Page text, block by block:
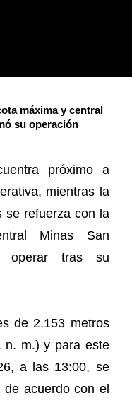
máxima y central
su operación
próximo a
mientras la
se refuerza con la
Minas San
operar tras su
de 2.153 metros
n. m.) y para este
a las 13:00, se
acuerdo con el